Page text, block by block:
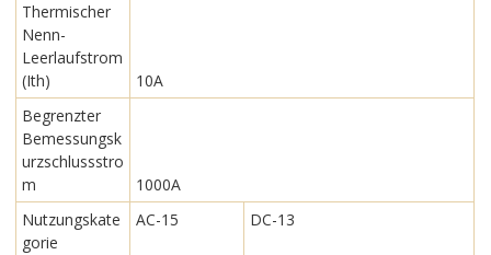
Thermischer
Nenn-
Leerlaufstrom
(Ith)
10A
Begrenzter
Bemessungsk
urzschlussstro
m
1000A
Nutzungskate
gorie
AC-15 DC-13